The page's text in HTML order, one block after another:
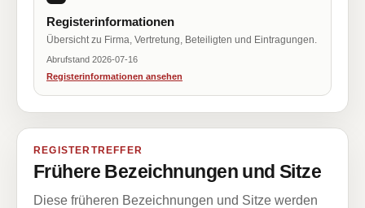
Registerinformationen
Übersicht zu Firma, Vertretung, Beteiligten und Eintragungen.
Abrufstand 2026-07-16
Registerinformationen ansehen
REGISTERTREFFER
Frühere Bezeichnungen und Sitze
Diese früheren Bezeichnungen und Sitze werden